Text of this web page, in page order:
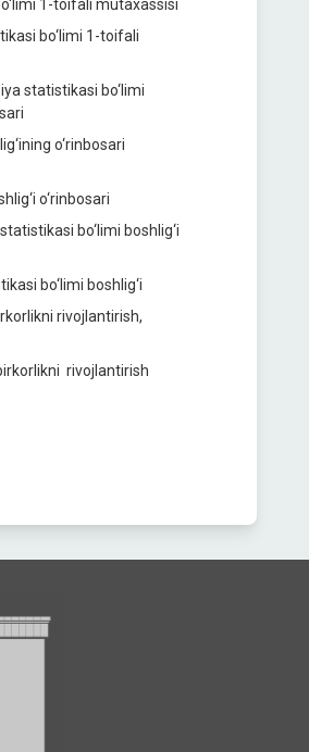
1-toifali mutaxassisi
bo‘limi 1-toifali
statistikasi bo‘limi
o‘rinbosari
o‘rinbosari
bo‘limi boshlig‘i
bo‘limi boshlig‘i
rivojlantirish,
rivojlantirish